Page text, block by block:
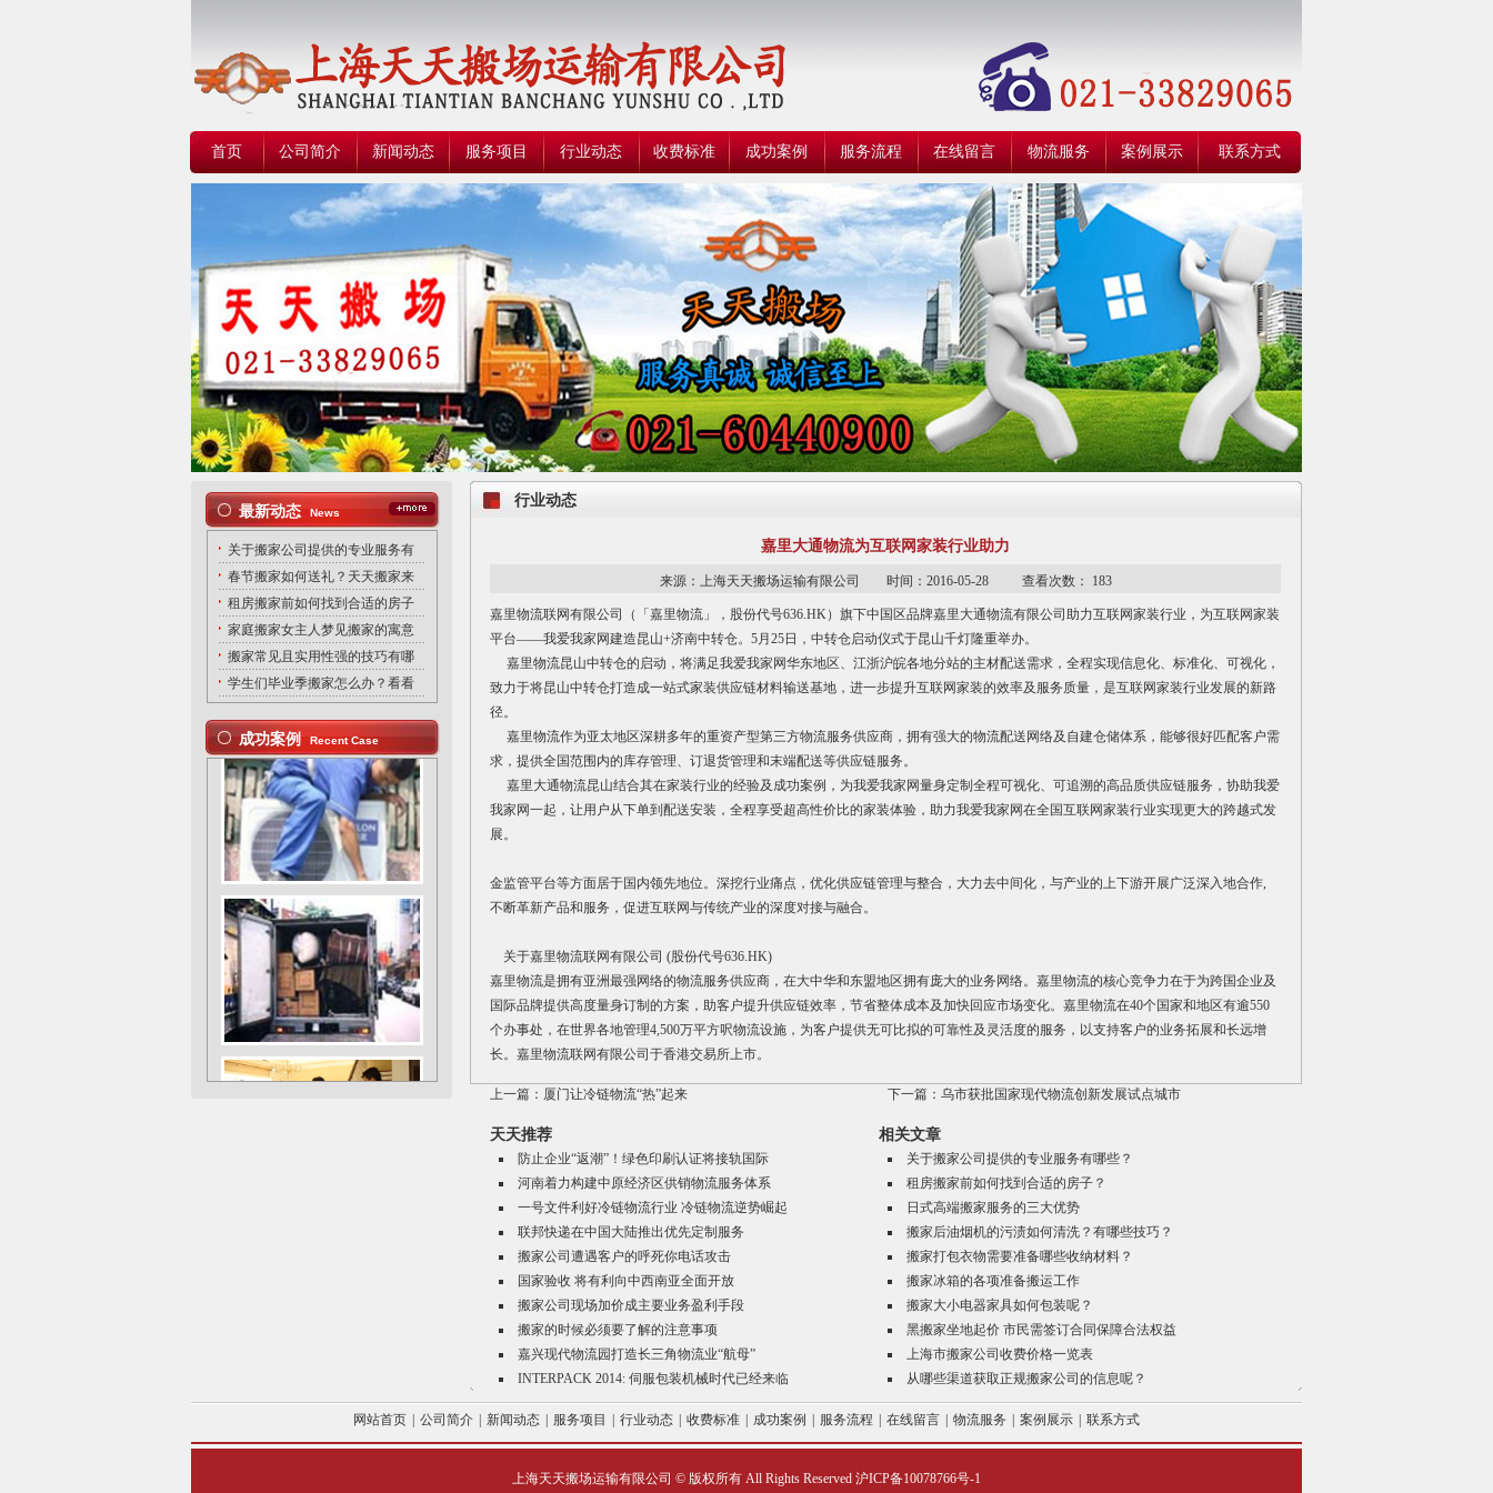
首页 公司简介 新闻动态 服务项目 行业动态 收费标准 成功案例 服务流程 在线留言 物流服务 案例展示 联系方式
最新动态 News
关于搬家公司提供的专业服务有
春节搬家如何送礼？天天搬家来
租房搬家前如何找到合适的房子
家庭搬家女主人梦见搬家的寓意
搬家常见且实用性强的技巧有哪
学生们毕业季搬家怎么办？看看
成功案例 Recent Case
行业动态
嘉里大通物流为互联网家装行业助力
来源：上海天天搬场运输有限公司 时间：2016-05-28 查看次数： 183
嘉里物流联网有限公司（「嘉里物流」，股份代号636.HK）旗下中国区品牌嘉里大通物流有限公司助力互联网家装行业，为互联网家装
平台——我爱我家网建造昆山+济南中转仓。5月25日，中转仓启动仪式于昆山千灯隆重举办。
嘉里物流昆山中转仓的启动，将满足我爱我家网华东地区、江浙沪皖各地分站的主材配送需求，全程实现信息化、标准化、可视化，
致力于将昆山中转仓打造成一站式家装供应链材料输送基地，进一步提升互联网家装的效率及服务质量，是互联网家装行业发展的新路
径。
嘉里物流作为亚太地区深耕多年的重资产型第三方物流服务供应商，拥有强大的物流配送网络及自建仓储体系，能够很好匹配客户需
求，提供全国范围内的库存管理、订退货管理和末端配送等供应链服务。
嘉里大通物流昆山结合其在家装行业的经验及成功案例，为我爱我家网量身定制全程可视化、可追溯的高品质供应链服务，协助我爱
我家网一起，让用户从下单到配送安装，全程享受超高性价比的家装体验，助力我爱我家网在全国互联网家装行业实现更大的跨越式发
展。
金监管平台等方面居于国内领先地位。深挖行业痛点，优化供应链管理与整合，大力去中间化，与产业的上下游开展广泛深入地合作,
不断革新产品和服务，促进互联网与传统产业的深度对接与融合。
关于嘉里物流联网有限公司 (股份代号636.HK)
嘉里物流是拥有亚洲最强网络的物流服务供应商，在大中华和东盟地区拥有庞大的业务网络。嘉里物流的核心竞争力在于为跨国企业及
国际品牌提供高度量身订制的方案，助客户提升供应链效率，节省整体成本及加快回应市场变化。嘉里物流在40个国家和地区有逾550
个办事处，在世界各地管理4,500万平方呎物流设施，为客户提供无可比拟的可靠性及灵活度的服务，以支持客户的业务拓展和长远增
长。嘉里物流联网有限公司于香港交易所上市。
上一篇： 厦门让冷链物流“热”起来 下一篇： 乌市获批国家现代物流创新发展试点城市
天天推荐
防止企业“返潮”！绿色印刷认证将接轨国际
河南着力构建中原经济区供销物流服务体系
一号文件利好冷链物流行业 冷链物流逆势崛起
联邦快递在中国大陆推出优先定制服务
搬家公司遭遇客户的呼死你电话攻击
国家验收 将有利向中西南亚全面开放
搬家公司现场加价成主要业务盈利手段
搬家的时候必须要了解的注意事项
嘉兴现代物流园打造长三角物流业“航母”
INTERPACK 2014: 伺服包装机械时代已经来临
相关文章
关于搬家公司提供的专业服务有哪些？
租房搬家前如何找到合适的房子？
日式高端搬家服务的三大优势
搬家后油烟机的污渍如何清洗？有哪些技巧？
搬家打包衣物需要准备哪些收纳材料？
搬家冰箱的各项准备搬运工作
搬家大小电器家具如何包装呢？
黑搬家坐地起价 市民需签订合同保障合法权益
上海市搬家公司收费价格一览表
从哪些渠道获取正规搬家公司的信息呢？
网站首页 公司简介 新闻动态 服务项目 行业动态 收费标准 成功案例 服务流程 在线留言 物流服务 案例展示 联系方式
上海天天搬场运输有限公司 © 版权所有 All Rights Reserved 沪ICP备10078766号-1